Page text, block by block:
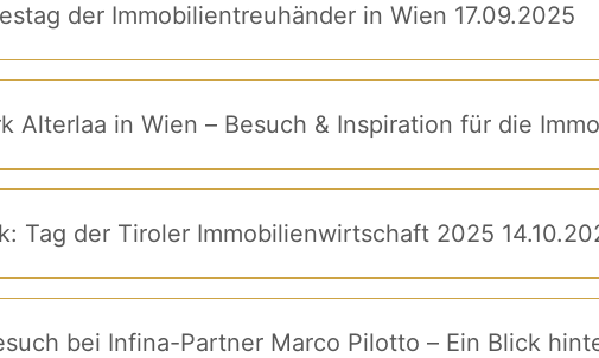
der Immobilientreuhänder in Wien 17.09.2025
Alterlaa in Wien – Besuch & Inspiration für die
Tag der Tiroler Immobilienwirtschaft 2025
bei Infina-Partner Marco Pilotto – Ein Blick